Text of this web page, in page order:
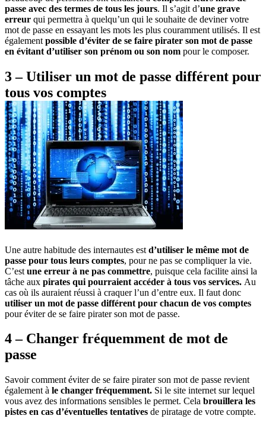
passe avec des termes de tous les jours. Il s’agit d’une grave
erreur qui permettra à quelqu’un qui le souhaite de deviner votre
mot de passe en essayant les mots les plus couramment utilisés. Il est
également possible d’éviter de se faire pirater son mot de passe
en évitant d’utiliser son prénom ou son nom pour le composer.
3 – Utiliser un mot de passe différent pour
tous vos comptes
Une autre habitude des internautes est d’utiliser le même mot de
passe pour tous leurs comptes, pour ne pas se compliquer la vie.
C’est une erreur à ne pas commettre, puisque cela facilite ainsi la
tâche aux pirates qui pourraient accéder à tous vos services. Au
cas où ils auraient réussi à craquer l’un d’entre eux. Il faut donc
utiliser un mot de passe différent pour chacun de vos comptes
pour éviter de se faire pirater son mot de passe.
4 – Changer fréquemment de mot de
passe
Savoir comment éviter de se faire pirater son mot de passe revient
également à le changer fréquemment. Si le site internet sur lequel
vous avez des informations sensibles le permet. Cela brouillera les
pistes en cas d’éventuelles tentatives de piratage de votre compte.